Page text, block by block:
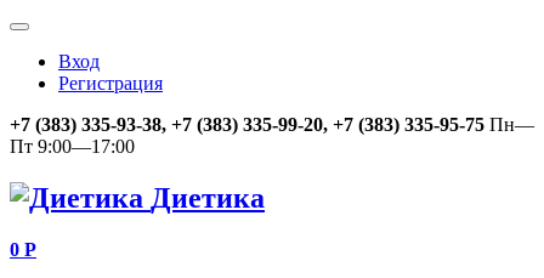
Вход
Регистрация
+7 (383) 335-93-38, +7 (383) 335-99-20, +7 (383) 335-95-75 Пн—
Пт 9:00—17:00
Диетика
0 Р